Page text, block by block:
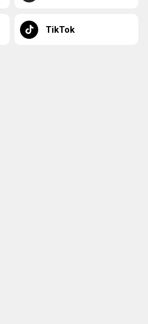
TikTok